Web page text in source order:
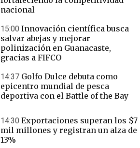
nacional
15:00 Innovación científica busca
salvar abejas y mejorar
polinización en Guanacaste,
gracias a FIFCO
14:37 Golfo Dulce debuta como
epicentro mundial de pesca
deportiva con el Battle of the Bay
14:30 Exportaciones superan los $7
mil millones y registran un alza de
13%